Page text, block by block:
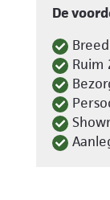
De
Ruim